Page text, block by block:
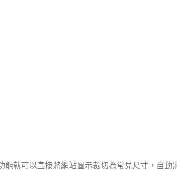
能就可以直接將網站圖示裁切為常見尺寸，自動